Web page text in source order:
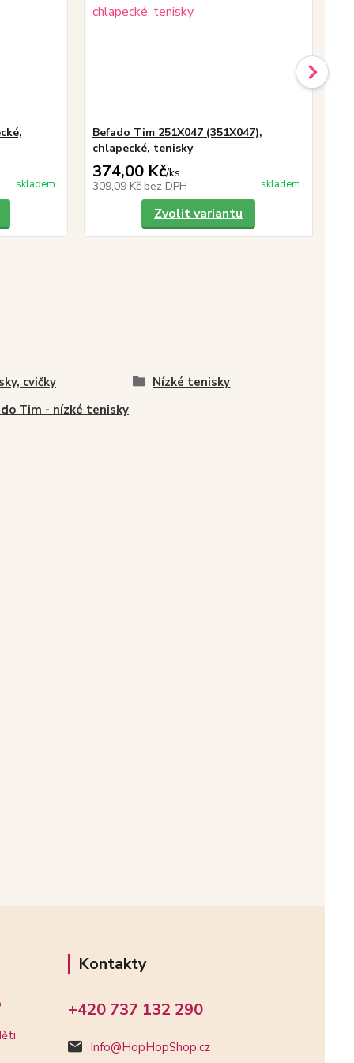
skladem
Befado Tim 251X047 (351X047),
chlapecké, tenisky
374,00 Kč/ks
309,09 Kč bez DPH skladem
Zvolit variantu
cvičky
Nízké tenisky
Tim - nízké tenisky
Kontakty
+420 737 132 290
Info@HopHopShop.cz